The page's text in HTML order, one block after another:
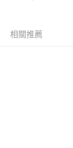
相關推薦